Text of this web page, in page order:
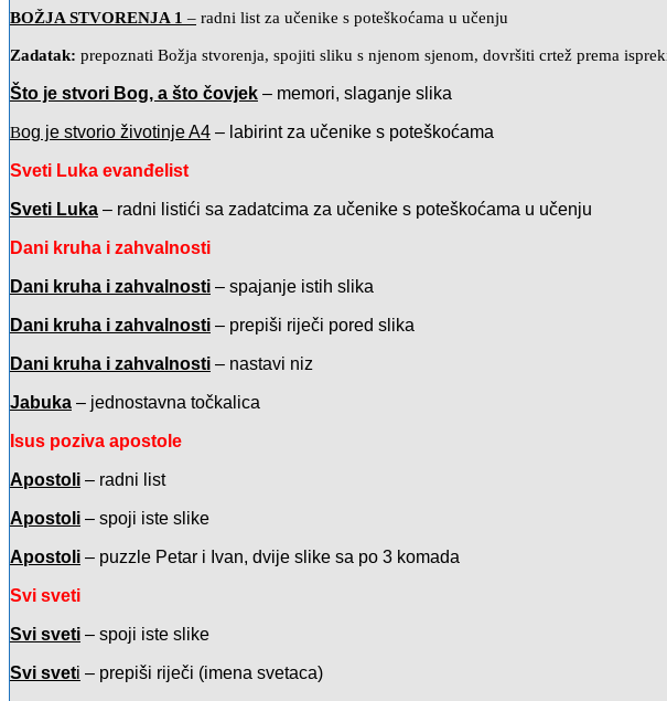
BOŽJA STVORENJA 1 – radni list za učenike s poteškoćama u učenju
Zadatak: prepoznati Božja stvorenja, spojiti sliku s njenom sjenom, dovršiti crtež prema
Što je stvori Bog, a što čovjek – memori, slaganje slika
Bog je stvorio životinje A4 – labirint za učenike s poteškoćama
Sveti Luka evanđelist
Sveti Luka – radni listići sa zadatcima za učenike s poteškoćama u učenju
Dani kruha i zahvalnosti
Dani kruha i zahvalnosti – spajanje istih slika
Dani kruha i zahvalnosti – prepiši riječi pored slika
Dani kruha i zahvalnosti – nastavi niz
Jabuka – jednostavna točkalica
Isus poziva apostole
Apostoli – radni list
Apostoli – spoji iste slike
Apostoli – puzzle Petar i Ivan, dvije slike sa po 3 komada
Svi sveti
Svi sveti – spoji iste slike
Svi sveti – prepiši riječi (imena svetaca)